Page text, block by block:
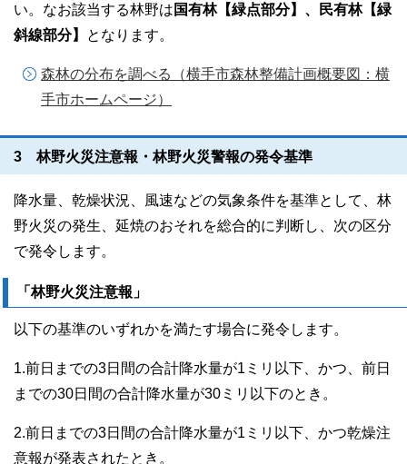
い。なお該当する林野は 国有林【緑点部分】、民有林【緑
斜線部分】
となります。
森林の分布を調べる（横手市森林整備計画概要図：横
手市ホームページ）
3 林野火災注意報・林野火災警報の発令基準
降水量、乾燥状況、風速などの気象条件を基準として、林
野火災の発生、延焼のおそれを総合的に判断し、次の区分
で発令します。
「林野火災注意報」
以下の基準のいずれかを満たす場合に発令します。
1.前日までの3日間の合計降水量が1ミリ以下、かつ、前日
までの30日間の合計降水量が30ミリ以下のとき。
2.前日までの3日間の合計降水量が1ミリ以下、かつ乾燥注
意報が発表されたとき。